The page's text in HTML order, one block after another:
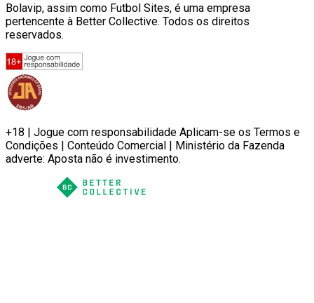
Bolavip, assim como Futbol Sites, é uma empresa
pertencente à Better Collective. Todos os direitos
reservados.
+18 | Jogue com responsabilidade Aplicam-se os Termos e
Condições | Conteúdo Comercial | Ministério da Fazenda
adverte: Aposta não é investimento.